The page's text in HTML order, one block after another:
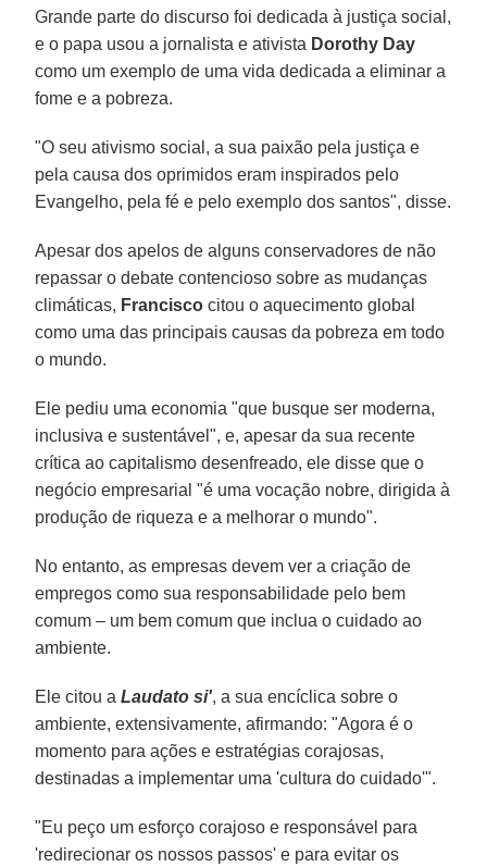
Grande parte do discurso foi dedicada à justiça social,
e o papa usou a jornalista e ativista Dorothy Day
como um exemplo de uma vida dedicada a eliminar a
fome e a pobreza.
"O seu ativismo social, a sua paixão pela justiça e
pela causa dos oprimidos eram inspirados pelo
Evangelho, pela fé e pelo exemplo dos santos", disse.
Apesar dos apelos de alguns conservadores de não
repassar o debate contencioso sobre as mudanças
climáticas, Francisco citou o aquecimento global
como uma das principais causas da pobreza em todo
o mundo.
Ele pediu uma economia "que busque ser moderna,
inclusiva e sustentável", e, apesar da sua recente
crítica ao capitalismo desenfreado, ele disse que o
negócio empresarial "é uma vocação nobre, dirigida à
produção de riqueza e a melhorar o mundo".
No entanto, as empresas devem ver a criação de
empregos como sua responsabilidade pelo bem
comum – um bem comum que inclua o cuidado ao
ambiente.
Ele citou aLaudato si', a sua encíclica sobre o
ambiente, extensivamente, afirmando: "Agora é o
momento para ações e estratégias corajosas,
destinadas a implementar uma 'cultura do cuidado'".
"Eu peço um esforço corajoso e responsável para
'redirecionar os nossos passos' e para evitar os